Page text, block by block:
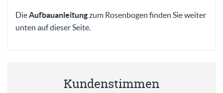
DieAufbauanleitungzum Rosenbogen finden Sie weiter
unten auf dieser Seite.
Kundenstimmen